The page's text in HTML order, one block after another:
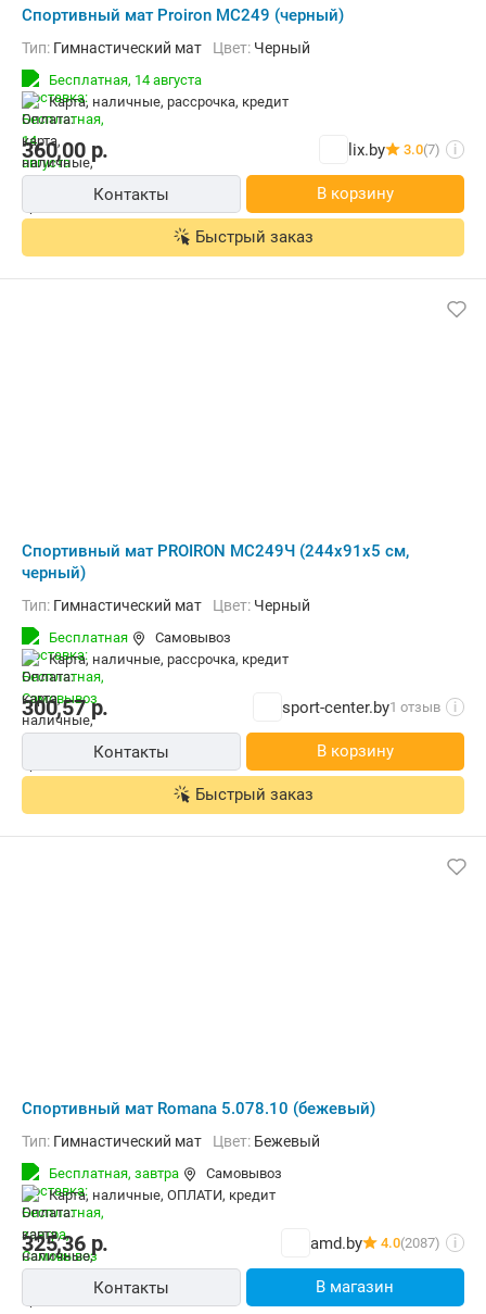
Cпортивный мат Proiron МС249 (черный)
Тип: Гимнастический мат Цвет: Черный
Бесплатная, 14 августа
карта, наличные, рассрочка, кредит
360,00р. lix.by 3.0(7) i
Контакты В корзину
Быстрый заказ
Спортивный мат PROIRON МС249Ч (244x91x5 см,
черный)
Тип: Гимнастический мат Цвет: Черный
Бесплатная
Самовывоз
карта, наличные, рассрочка, кредит
300,57р. sport-center.by1 отзыв i
Контакты В корзину
Быстрый заказ
Cпортивный мат Romana 5.078.10 (бежевый)
Тип: Гимнастический мат Цвет: Бежевый
Бесплатная, завтра
Самовывоз
карта, наличные, ОПЛАТИ, кредит
325,36р. amd.by 4.0(2087) i
Контакты В магазин